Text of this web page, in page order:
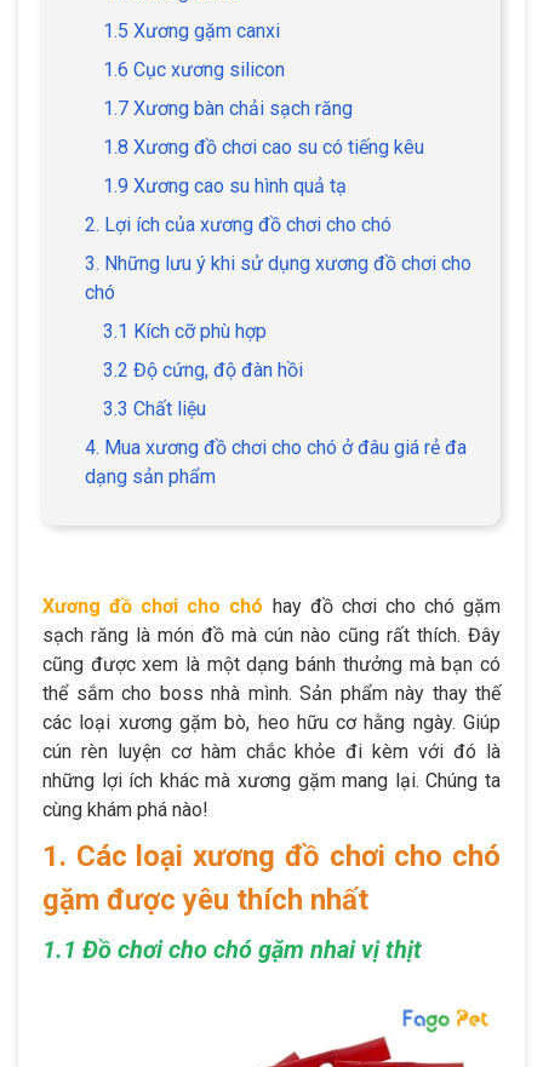
1.5 Xương gặm canxi
1.6 Cục xương silicon
1.7 Xương bàn chải sạch răng
1.8 Xương đồ chơi cao su có tiếng kêu
1.9 Xương cao su hình quả tạ
2. Lợi ích của xương đồ chơi cho chó
3. Những lưu ý khi sử dụng xương đồ chơi cho
chó
3.1 Kích cỡ phù hợp
3.2 Độ cứng, độ đàn hồi
3.3 Chất liệu
4. Mua xương đồ chơi cho chó ở đâu giá rẻ đa
dạng sản phẩm
Xương đồ chơi cho chó hay đồ chơi cho chó gặm
sạch răng là món đồ mà cún nào cũng rất thích. Đây
cũng được xem là một dạng bánh thưởng mà bạn có
thể sắm cho boss nhà mình. Sản phẩm này thay thế
các loại xương gặm bò, heo hữu cơ hằng ngày. Giúp
cún rèn luyện cơ hàm chắc khỏe đi kèm với đó là
những lợi ích khác mà xương gặm mang lại. Chúng ta
cùng khám phá nào!
1. Các loại xương đồ chơi cho chó
gặm được yêu thích nhất
1.1 Đồ chơi cho chó gặm nhai vị thịt